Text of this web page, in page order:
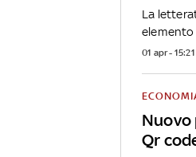
La
elemento
01 apr - 15:21
Nuovo
Qr